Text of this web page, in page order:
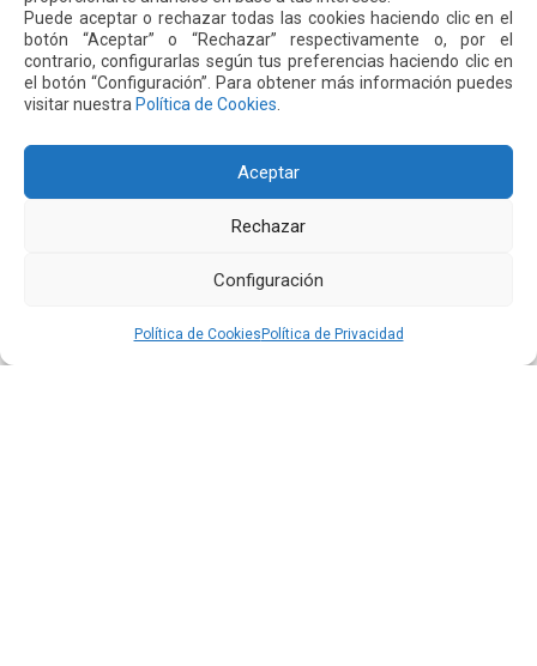
Puede aceptar o rechazar todas las cookies haciendo clic en el
botón “Aceptar” o “Rechazar” respectivamente o, por el
contrario, configurarlas según tus preferencias haciendo clic en
el botón “Configuración”. Para obtener más información puedes
visitar nuestra Política de Cookies
Aceptar
Rechazar
Configuración
Política de Cookies Política de Privacidad
Representan una cultura de trabajo basada en la prevención,
la coordinación técnica y el cuidado de la vida, principios
fundamentales para operar y desarrollar infraestructura
aeroportuaria de manera segura, responsable y sostenible.